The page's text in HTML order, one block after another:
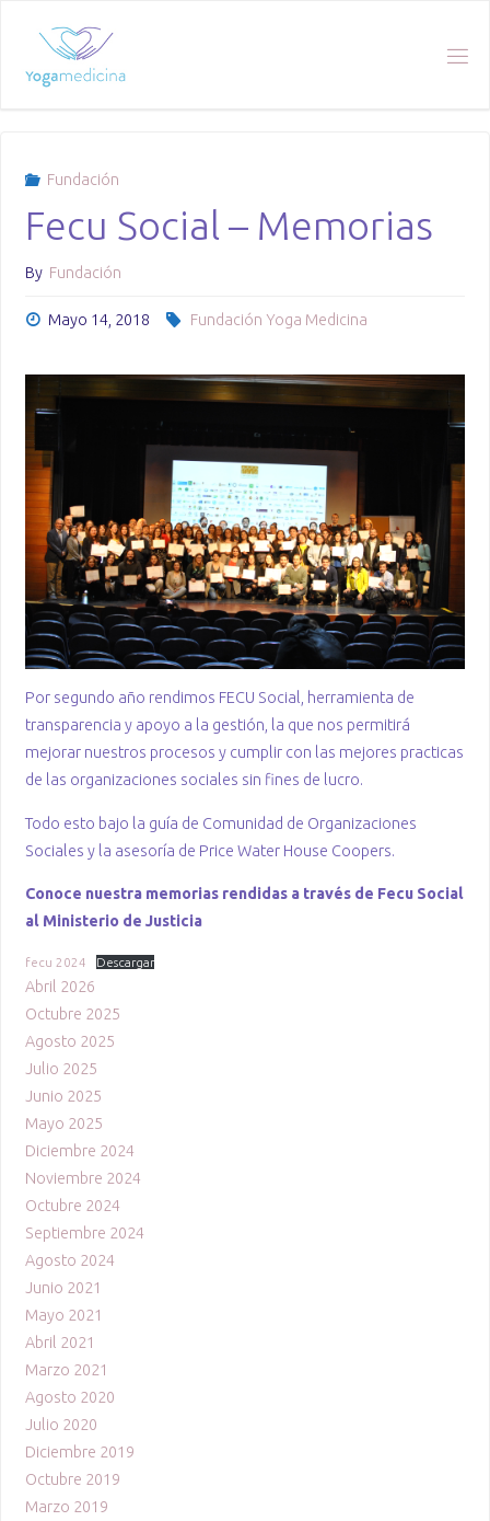
Fundación
Fecu Social – Memorias
By Fundación
Mayo 14, 2018 Fundación Yoga Medicina
Por segundo año rendimos FECU Social, herramienta de
transparencia y apoyo a la gestión, la que nos permitirá
mejorar nuestros procesos y cumplir con las mejores practicas
de las organizaciones sociales sin fines de lucro.
Todo esto bajo la guía de Comunidad de Organizaciones
Sociales y la asesoría de Price Water House Coopers.
Conoce nuestra memorias rendidas a través de Fecu Social
al Ministerio de Justicia
fecu 2024 Descargar
Abril 2026
Octubre 2025
Agosto 2025
Julio 2025
Junio 2025
Mayo 2025
Diciembre 2024
Noviembre 2024
Octubre 2024
Septiembre 2024
Agosto 2024
Junio 2021
Mayo 2021
Abril 2021
Marzo 2021
Agosto 2020
Julio 2020
Diciembre 2019
Octubre 2019
Marzo 2019